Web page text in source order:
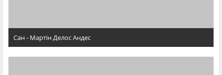
Сан - Мартін Делос Андес